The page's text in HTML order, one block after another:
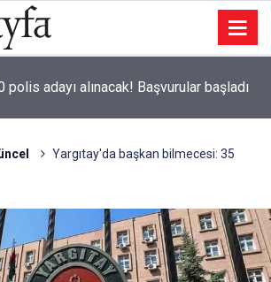
polis adayı alınacak! Başvurular başladı
lavanta tarlalarında şenlik düzenlendi
Yargıtay'da başkan bilmecesi: 35